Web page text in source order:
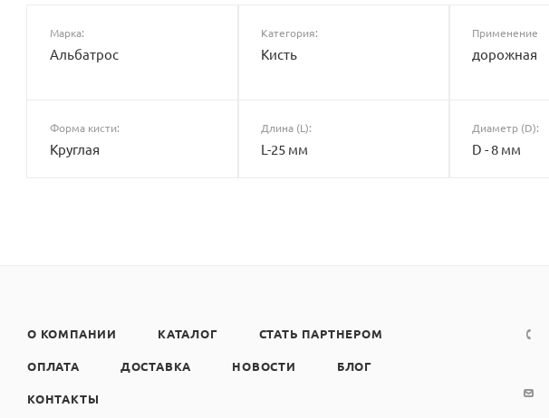
Марка:
Альбатрос
Категория:
Кисть
Применение
дорожная
Форма кисти:
Круглая
Длина (L):
L-25 мм
Диаметр (D):
D - 8 мм
О КОМПАНИИ КАТАЛОГ СТАТЬ ПАРТНЕРОМ
ОПЛАТА ДОСТАВКА НОВОСТИ БЛОГ
КОНТАКТЫ